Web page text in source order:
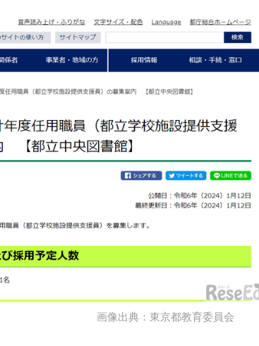
画像出典：東京都教育委員会